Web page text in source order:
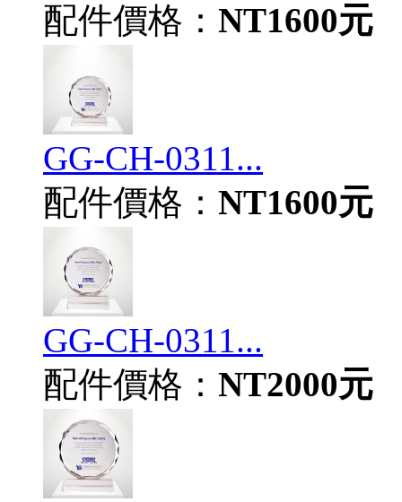
配件價格： NT1600元
GG-CH-0311...
配件價格： NT1600元
GG-CH-0311...
配件價格： NT2000元